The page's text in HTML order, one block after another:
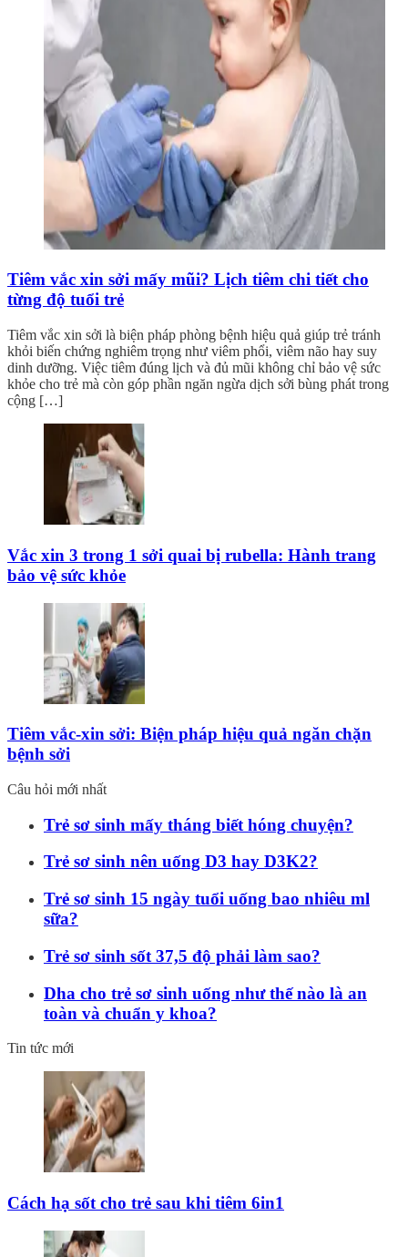
Tiêm vắc xin sởi mấy mũi? Lịch tiêm chi tiết cho
từng độ tuổi trẻ
Tiêm vắc xin sởi là biện pháp phòng bệnh hiệu quả giúp trẻ tránh
khỏi biến chứng nghiêm trọng như viêm phổi, viêm não hay suy
dinh dưỡng. Việc tiêm đúng lịch và đủ mũi không chỉ bảo vệ sức
khỏe cho trẻ mà còn góp phần ngăn ngừa dịch sởi bùng phát trong
cộng […]
Vắc xin 3 trong 1 sởi quai bị rubella: Hành trang
bảo vệ sức khỏe
Tiêm vắc-xin sởi: Biện pháp hiệu quả ngăn chặn
bệnh sởi
Câu hỏi mới nhất
Trẻ sơ sinh mấy tháng biết hóng chuyện?
Trẻ sơ sinh nên uống D3 hay D3K2?
Trẻ sơ sinh 15 ngày tuổi uống bao nhiêu ml
sữa?
Trẻ sơ sinh sốt 37,5 độ phải làm sao?
Dha cho trẻ sơ sinh uống như thế nào là an
toàn và chuẩn y khoa?
Tin tức mới
Cách hạ sốt cho trẻ sau khi tiêm 6in1